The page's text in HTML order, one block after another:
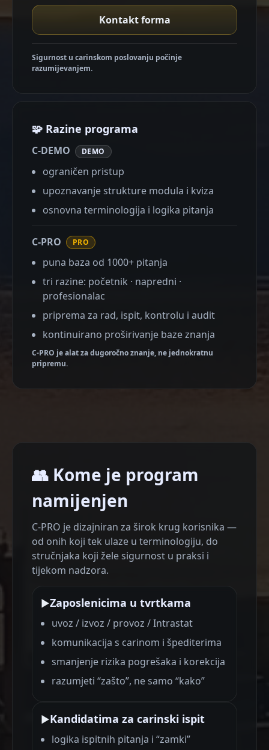
Kontakt forma
Sigurnost u carinskom poslovanju počinje
razumijevanjem.
🧩 Razine programa
C-DEMO DEMO
ograničen pristup
upoznavanje strukture modula i kviza
osnovna terminologija i logika pitanja
C-PRO PRO
puna baza od 1000+ pitanja
tri razine: početnik · napredni ·
profesionalac
priprema za rad, ispit, kontrolu i audit
kontinuirano proširivanje baze znanja
C-PRO je alat za dugoročno znanje, ne jednokratnu
pripremu.
👥 Kome je program
namijenjen
C-PRO je dizajniran za širok krug korisnika —
od onih koji tek ulaze u terminologiju, do
stručnjaka koji žele sigurnost u praksi i
tijekom nadzora.
▶Zaposlenicima u tvrtkama
uvoz / izvoz / provoz / Intrastat
komunikacija s carinom i špediterima
smanjenje rizika pogrešaka i korekcija
razumjeti “zašto”, ne samo “kako”
▶Kandidatima za carinski ispit
logika ispitnih pitanja i “zamki”